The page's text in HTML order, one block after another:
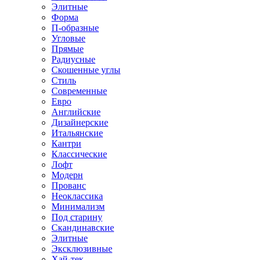
Элитные
Форма
П-образные
Угловые
Прямые
Радиусные
Скошенные углы
Стиль
Современные
Евро
Английские
Дизайнерские
Итальянские
Кантри
Классические
Лофт
Модерн
Прованс
Неоклассика
Минимализм
Под старину
Скандинавские
Элитные
Эксклюзивные